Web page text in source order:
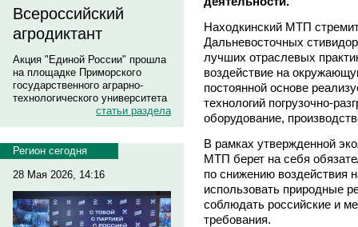
Всероссийский
агродиктант
Акция "Единой России" прошла
на площадке Приморского
государственного аграрно-
технологического университета
статьи раздела
Регион сегодня
28 Мая 2026, 14:16
Находкинский МТП
Дальневосточных
лучших отраслевых
воздействие на
постоянной основе
технологий погрузочно-
оборудование,
В рамках утвержденной
МТП берет на себя
по снижению воздействия
использовать природные
соблюдать российские и
требования.